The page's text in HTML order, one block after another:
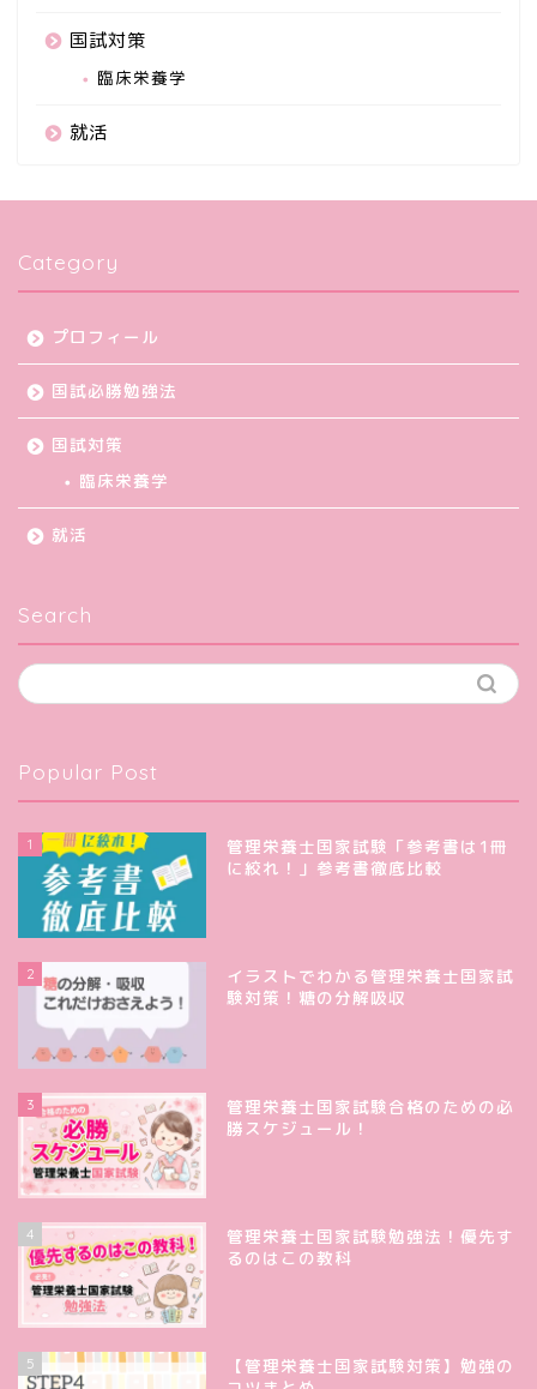
国試対策
臨床栄養学
就活
Category
プロフィール
国試必勝勉強法
国試対策
臨床栄養学
就活
Search
Popular Post
1
管理栄養士国家試験「参考書は1冊
に絞れ！」参考書徹底比較
2
イラストでわかる管理栄養士国家試
験対策！糖の分解吸収
3
管理栄養士国家試験合格のための必
勝スケジュール！
4
管理栄養士国家試験勉強法！優先す
るのはこの教科
5
【管理栄養士国家試験対策】勉強の